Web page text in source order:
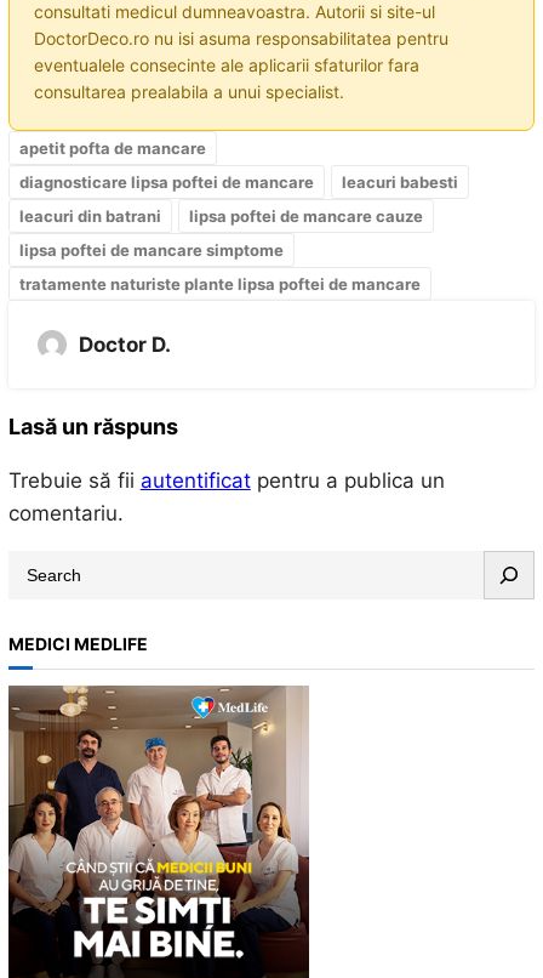
consultati medicul dumneavoastra. Autorii si site-ul
DoctorDeco.ro nu isi asuma responsabilitatea pentru
eventualele consecinte ale aplicarii sfaturilor fara
consultarea prealabila a unui specialist.
apetit pofta de mancare
diagnosticare lipsa poftei de mancare
leacuri babesti
leacuri din batrani
lipsa poftei de mancare cauze
lipsa poftei de mancare simptome
tratamente naturiste plante lipsa poftei de mancare
Doctor D.
Lasă un răspuns
Trebuie să fii autentificatpentru a publica un
comentariu.
a
r
c
h
MEDICI MEDLIFE